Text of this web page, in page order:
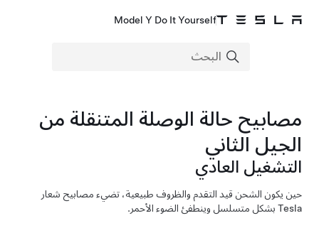
Model Y Do It Yourself
مصابيح حالة الوصلة المتنقلة من
الجيل الثاني
التشغيل العادي
حين يكون الشحن قيد التقدم والظروف طبيعية، تضيء مصابيح شعار
Tesla بشكل متسلسل وينطفئ الضوء الأحمر.